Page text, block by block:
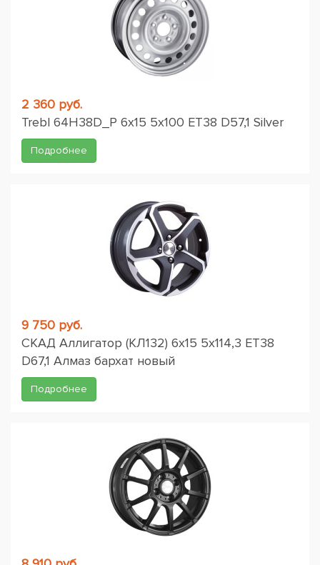
2 360 руб.
Trebl 64H38D_P 6x15 5x100 ET38 D57,1 Silver
Подробнее
9 750 руб.
СКАД Аллигатор (КЛ132) 6x15 5x114,3 ET38
D67,1 Алмаз бархат новый
Подробнее